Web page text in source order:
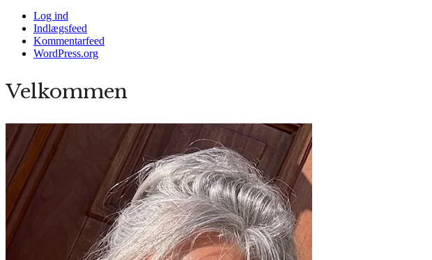
Log ind
Indlægsfeed
Kommentarfeed
WordPress.org
Velkommen